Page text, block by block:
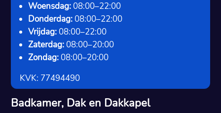
Woensdag: 08:00–22:00
Donderdag: 08:00–22:00
Vrijdag: 08:00–22:00
Zaterdag: 08:00–20:00
Zondag: 08:00–20:00
KVK: 77494490
Badkamer, Dak en Dakkapel